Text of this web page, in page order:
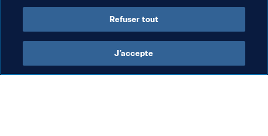
Refuser tout
J’accepte